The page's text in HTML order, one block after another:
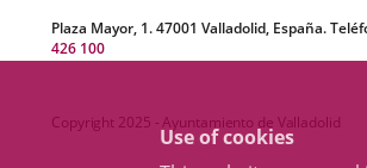
Use of cookies
Plaza Mayor, 1. 47001 Valladolid, España.
426 100
Copyright 2025 - Ayuntamiento de Valladolid